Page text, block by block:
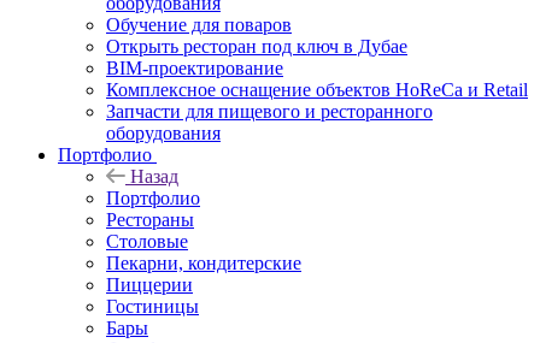
Обучение для поваров
Открыть ресторан под ключ в Дубае
BIM-проектирование
Комплексное оснащение объектов HoReCa и Retail
Запчасти для пищевого и ресторанного
оборудования
Портфолио
Назад
Портфолио
Рестораны
Столовые
Пекарни, кондитерские
Пиццерии
Гостиницы
Бары